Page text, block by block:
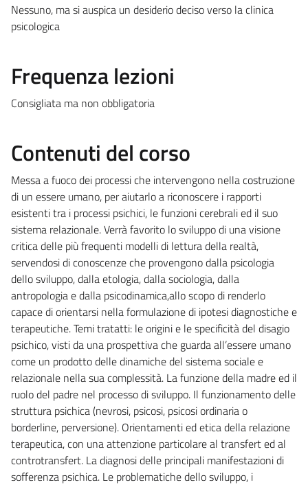
Nessuno, ma si auspica un desiderio deciso verso la clinica
psicologica
Frequenza lezioni
Consigliata ma non obbligatoria
Contenuti del corso
Messa a fuoco dei processi che intervengono nella costruzione
di un essere umano, per aiutarlo a riconoscere i rapporti
esistenti tra i processi psichici, le funzioni cerebrali ed il suo
sistema relazionale. Verrà favorito lo sviluppo di una visione
critica delle più frequenti modelli di lettura della realtà,
servendosi di conoscenze che provengono dalla psicologia
dello sviluppo, dalla etologia, dalla sociologia, dalla
antropologia e dalla psicodinamica,allo scopo di renderlo
capace di orientarsi nella formulazione di ipotesi diagnostiche e
terapeutiche. Temi tratatti: le origini e le specificità del disagio
psichico, visti da una prospettiva che guarda all’essere umano
come un prodotto delle dinamiche del sistema sociale e
relazionale nella sua complessità. La funzione della madre ed il
ruolo del padre nel processo di sviluppo. Il funzionamento delle
struttura psichica (nevrosi, psicosi, psicosi ordinaria o
borderline, perversione). Orientamenti ed etica della relazione
terapeutica, con una attenzione particolare al transfert ed al
controtransfert. La diagnosi delle principali manifestazioni di
sofferenza psichica. Le problematiche dello sviluppo, i